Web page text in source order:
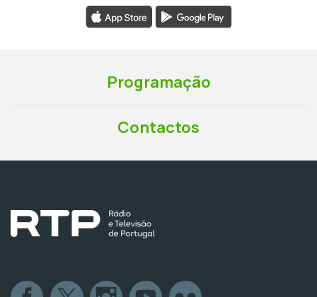
Programação
Contactos